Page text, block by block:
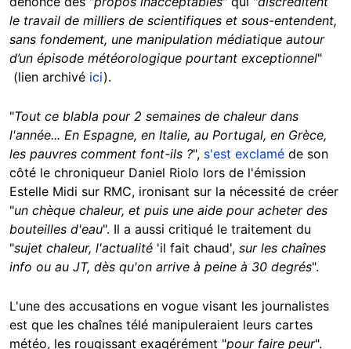
le travail de milliers de scientifiques et sous-entendent,
sans fondement, une manipulation médiatique autour
d’un épisode météorologique pourtant exceptionnel"
(lien archivé ici).
"Tout ce blabla pour 2 semaines de chaleur dans
l'année... En Espagne, en Italie, au Portugal, en Grèce,
les pauvres comment font-ils ?", s'est exclamé de son
côté le chroniqueur Daniel Riolo lors de l'émission
Estelle Midi sur RMC, ironisant sur la nécessité de créer
"un chèque chaleur, et puis une aide pour acheter des
bouteilles d'eau". Il a aussi critiqué le traitement du
"sujet chaleur, l'actualité 'il fait chaud', sur les chaînes
info ou au JT, dès qu'on arrive à peine à 30 degrés".
L'une des accusations en vogue visant les journalistes
est que les chaînes télé manipuleraient leurs cartes
météo, les rougissant exagérément "pour faire peur".